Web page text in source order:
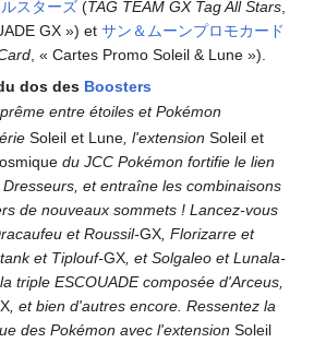
スターズ (TAG TEAM GX Tag All Stars
GX ») et サン＆ムーンプロモカード
, « Cartes Promo Soleil & Lune »)
dos des Boosters
entre étoiles et Pokémon
Soleil et Lune , l'extensionSoleil et
du JCC Pokémon fortifie le lien
et entraîne les combinaisons
de nouveaux sommets ! Lancez-vous
et Roussil-GX , Florizarre et
et Tiplouf-GX , et Solgaleo et Lunala-
triple ESCOUADE composée d'Arceus,
, et bien d'autres encore. Ressentez la
des Pokémon avec l'extensionSoleil